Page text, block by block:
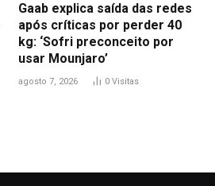
Gaab explica saída das redes
após críticas por perder 40
kg: ‘Sofri preconceito por
usar Mounjaro’
agosto 7, 2026 0 Visitas